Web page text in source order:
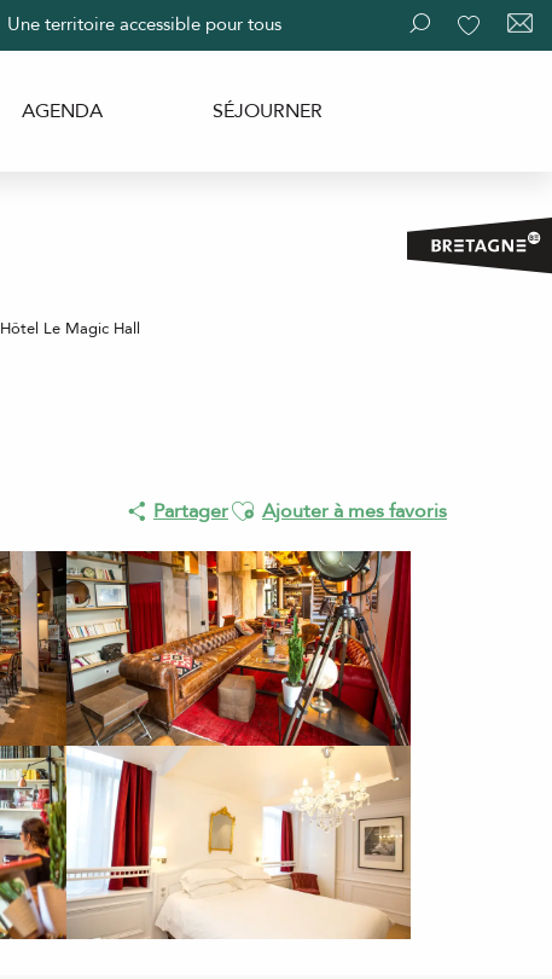
Recherche
Une territoire accessible pour tous
AGENDA SÉJOURNER
Hôtel Le Magic Hall
PartagerAjouter aux favoris
Ajouter à mes favoris